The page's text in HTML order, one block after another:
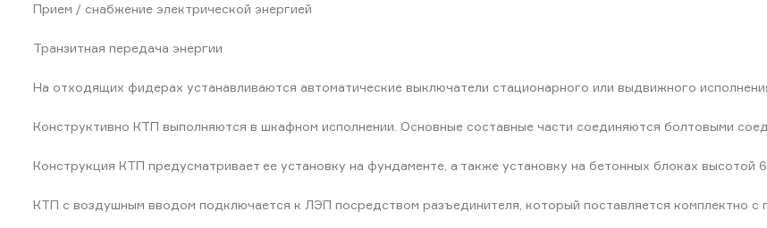
Прием / снабжение электрической энергией
Транзитная передача энергии
На отходящих фидерах устанавливаются автоматические выключатели стационарного или выдвижного
Конструктивно КТП выполняются в шкафном исполнении. Основные составные части соединяются болтовыми
Конструкция КТП предусматривает ее установку на фундаменте, а также установку на бетонных блоках высотой
КТП с воздушным вводом подключается к ЛЭП посредством разъединителя, который поставляется комплектно с